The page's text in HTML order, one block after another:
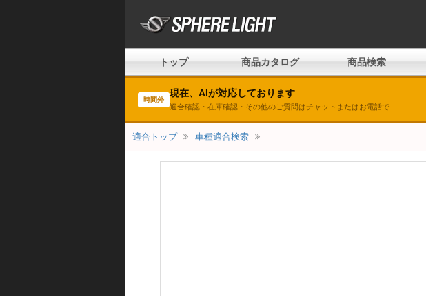
トップ 商品カタログ 商品検索
時間外
現在、AIが対応しております
適合確認・在庫確認・その他のご質問はチャットまたはお電話で
適合トップ 車種適合検索